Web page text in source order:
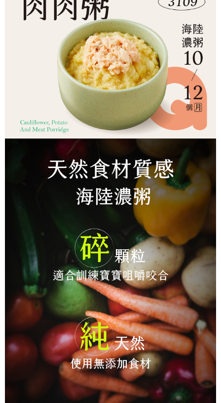
４．使用「AFTEE先享後付」時，將依據個別帳號之用戶狀況，依本公司即
時審查核予不同之上限額度；若仍有額度不足之情形，本公司將視審查結果
請求用戶進行身份認證。
５．嚴禁一人註冊多個帳號或使用他人資訊註冊。若發現惡意使用之情形，
恩沛科技股份有限公司將有權停止該用戶之使用額度並採取法律行動。